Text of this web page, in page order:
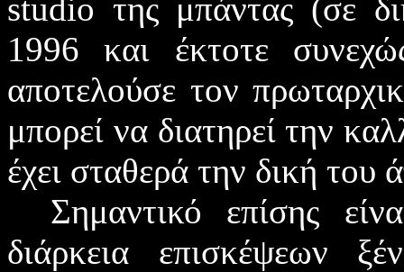
studio της μπάντας (σε
1996 και έκτοτε
αποτελούσε τον
μπορεί να διατηρεί την
έχει σταθερά την δική
Σημαντικό επίσης
διάρκεια επισκέψεων